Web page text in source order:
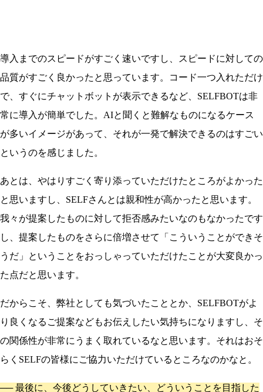
導入までのスピードがすごく速いですし、スピードに対しての
品質がすごく良かったと思っています。コード一つ入れただけ
で、すぐにチャットボットが表示できるなど、SELFBOTは非
常に導入が簡単でした。AIと聞くと難解なものになるケース
が多いイメージがあって、それが一発で解決できるのはすごい
というのを感じました。
あとは、やはりすごく寄り添っていただけたところがよかった
と思いますし、SELFさんとは親和性が高かったと思います。
我々が提案したものに対して拒否感みたいなのもなかったです
し、提案したものをさらに倍増させて「こういうことができそ
うだ」ということをおっしゃっていただけたことが大変良かっ
た点だと思います。
だからこそ、弊社としても気づいたこととか、SELFBOTがよ
り良くなるご提案などもお伝えしたい気持ちになりますし、そ
の関係性が非常にうまく取れているなと思います。それはおそ
らくSELFの皆様にご協力いただけているところなのかなと。
── 最後に、今後どうしていきたい、どういうことを目指した